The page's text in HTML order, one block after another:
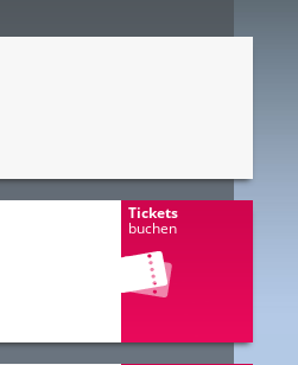
Tickets
buchen